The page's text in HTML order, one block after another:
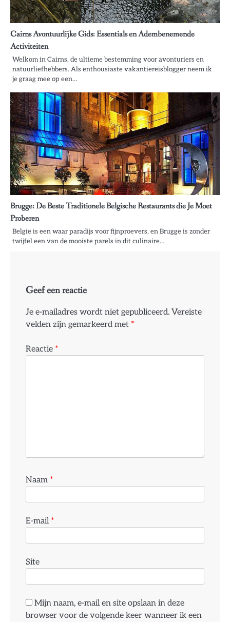
Cairns Avontuurlijke Gids: Essentials en Adembenemende
Activiteiten
Welkom in Cairns, de ultieme bestemming voor avonturiers en
natuurliefhebbers. Als enthousiaste vakantiereisblogger neem ik
je graag mee op een…
Brugge: De Beste Traditionele Belgische Restaurants die Je Moet
Proberen
België is een waar paradijs voor fijnproevers, en Brugge is zonder
twijfel een van de mooiste parels in dit culinaire…
Geef een reactie
Je e-mailadres wordt niet gepubliceerd. Vereiste
velden zijn gemarkeerd met *
Reactie *
Naam *
E-mail *
Site
Mijn naam, e-mail en site opslaan in deze
browser voor de volgende keer wanneer ik een